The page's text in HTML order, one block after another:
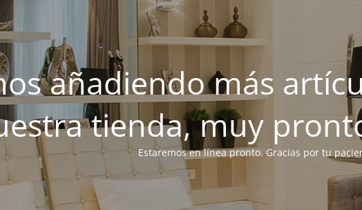
añadiendo más
tienda, muy
Estaremos en línea pronto. Gracias por tu